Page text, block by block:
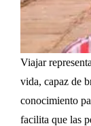
Viajar
vida, capaz de
conocimiento
facilita que las